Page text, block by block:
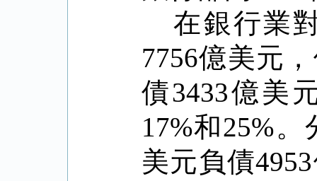
在銀行業
7756億美元
債3433億美
17%和25%。
美元負債4953